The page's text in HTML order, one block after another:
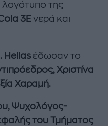
της
3E νερά και
. Hellas έδωσαν το
Χριστίνα
Χαραμή.
Ψυχολόγος-
του Τμήματος